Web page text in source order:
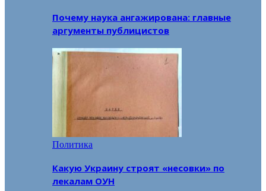
Почему наука ангажирована: главные
аргументы публицистов
Политика
Какую Украину строят «несовки» по
лекалам ОУН